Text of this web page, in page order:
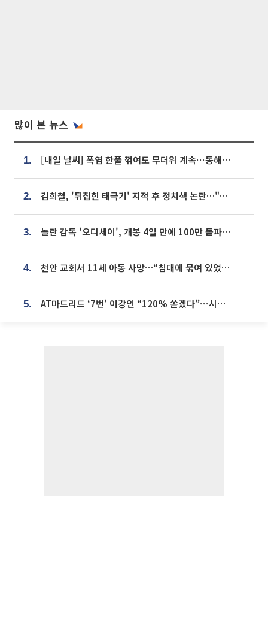
많이 본 뉴스
1. [내일 날씨] 폭염 한풀 꺾여도 무더위 계속⋯동해안 이틀 연속 비
2. 김희철, '뒤집힌 태극기' 지적 후 정치색 논란…"좌우 떠나 우리나라 국기"
3. 놀란 감독 '오디세이', 개봉 4일 만에 100만 돌파⋯'왕사남' 보다 빠르다
4. 천안 교회서 11세 아동 사망…“침대에 묶여 있었다” 진술 확보
5. AT마드리드 ‘7번’ 이강인 “120% 쏟겠다”⋯시메오네 감독 “필요한 선수”